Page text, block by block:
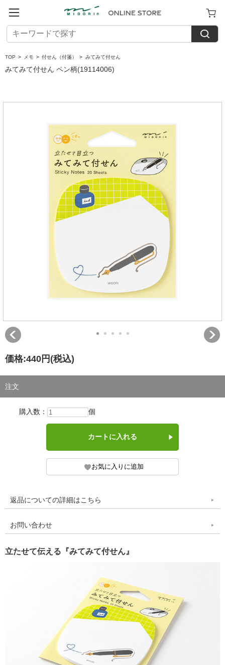
TOP > メモ > 付せん（付箋） > みてみて付せん
みてみて付せん ペン柄(19114006)
価格:440円 (税込)
注文
購入数： 個
返品についての詳細はこちら
お問い合わせ
立たせて伝える『みてみて付せん』